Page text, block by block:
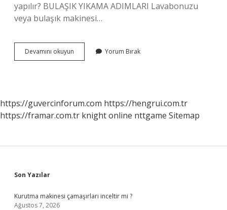
yapılır? BULAŞIK YIKAMA ADIMLARI Lavabonuzu
veya bulaşık makinesi…
Devamını okuyun
Makinesinde
Yorum Bırak
https://guvercinforum.com https://hengrui.com.tr
https://framar.com.tr knight online nttgame Sitemap
Sidebar
Son Yazılar
Kurutma makinesi çamaşırları inceltir mi ?
Ağustos 7, 2026